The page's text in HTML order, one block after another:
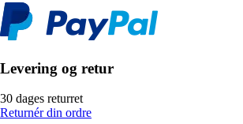
Levering og retur
30 dages returret
Returnér din ordre